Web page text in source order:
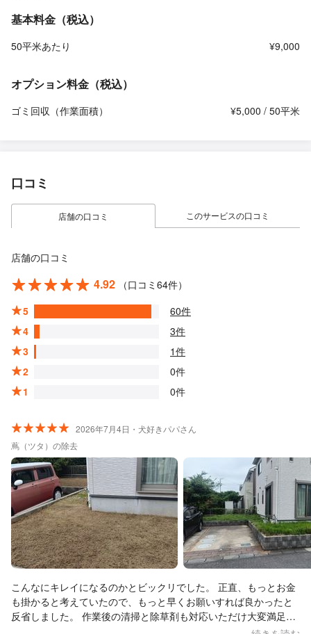
基本料金（税込）
50平米あたり ¥9,000
オプション料金（税込）
ゴミ回収（作業面積） ¥5,000 / 50平米
口コミ
店舗の口コミ このサービスの口コミ
店舗の口コミ
4.92
（口コミ64件）
5
60件
4
3件
3
1件
2
0件
1
0件
2026年7月4日・犬好きパパさん
蔦（ツタ）の除去
こんなにキレイになるのかとビックリでした。 正直、もっとお金
も掛かると考えていたので、もっと早くお願いすれば良かったと
反省しました。 作業後の清掃と除草剤も対応いただけ大変満足で